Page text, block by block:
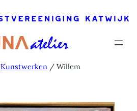
Kunstwerken/ Willem